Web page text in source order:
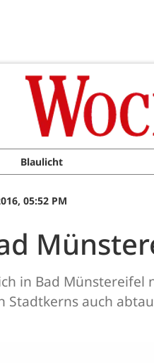
Blaulicht
05:52 PM
in Bad
auch